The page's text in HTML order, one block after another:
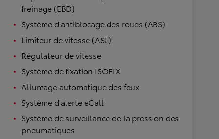
freinage (EBD)
Système d'antiblocage des roues (ABS)
Limiteur de vitesse (ASL)
Régulateur de vitesse
Système de fixation ISOFIX
Allumage automatique des feux
Système d'alerte eCall
Système de surveillance de la pression des
pneumatiques